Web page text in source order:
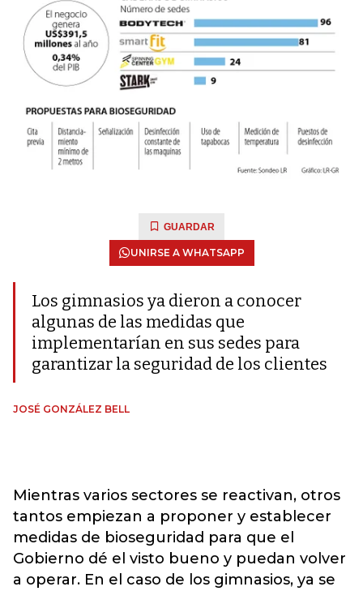
GUARDAR
UNIRSE A WHATSAPP
Los gimnasios ya dieron a conocer
algunas de las medidas que
implementarían en sus sedes para
garantizar la seguridad de los clientes
JOSÉ GONZÁLEZ BELL
Mientras varios sectores se reactivan, otros
tantos empiezan a proponer y establecer
medidas de bioseguridad para que el
Gobierno dé el visto bueno y puedan volver
a operar. En el caso de los gimnasios, ya se